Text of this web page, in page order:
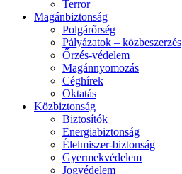
Terror
Magánbiztonság
Polgárőrség
Pályázatok – közbeszerzés
Őrzés-védelem
Magánnyomozás
Céghírek
Oktatás
Közbiztonság
Biztosítók
Energiabiztonság
Élelmiszer-biztonság
Gyermekvédelem
Jogvédelem